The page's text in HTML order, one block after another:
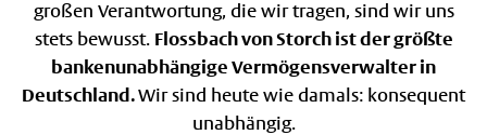
großen Verantwortung, die wir tragen, sind wir uns
stets bewusst. Flossbach von Storch ist der größte
bankenunabhängige Vermögensverwalter in
Deutschland.Wir sind heute wie damals: konsequent
unabhängig.